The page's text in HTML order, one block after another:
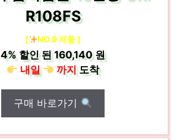
R108FS
[ NO.9 제품 ]
4%할인 된160,140 원
내일
까지도착
구매 바로가기